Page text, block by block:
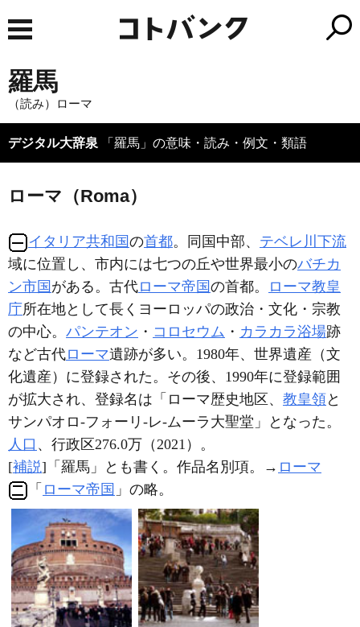
羅馬
（読み）ローマ
デジタル大辞泉 「羅馬」の意味・読み・例文・類語
ローマ（Roma）
イタリア共和国の首都。同国中部、 テベレ川 下流
域に位置し、市内には七つの丘や世界最小のバチカ
ン市国 がある。古代ローマ帝国の首都。
ローマ教皇
庁所在地として長くヨーロッパの政治・文化・宗教
の中心。 パンテオン ・ コロセウム ・ カラカラ浴場跡
など古代ローマ遺跡が多い。1980年、世界遺産（文
化遺産）に登録された。その後、1990年に登録範囲
が拡大され、登録名は「ローマ歴史地区、 教皇領と
サンパオロ‐フォーリ‐レ‐ムーラ大聖堂」となった。
人口 、行政区276.0万（2021）。
[補説]「羅馬」とも書く。作品名別項。→ ローマ
「 ローマ帝国 」の略。